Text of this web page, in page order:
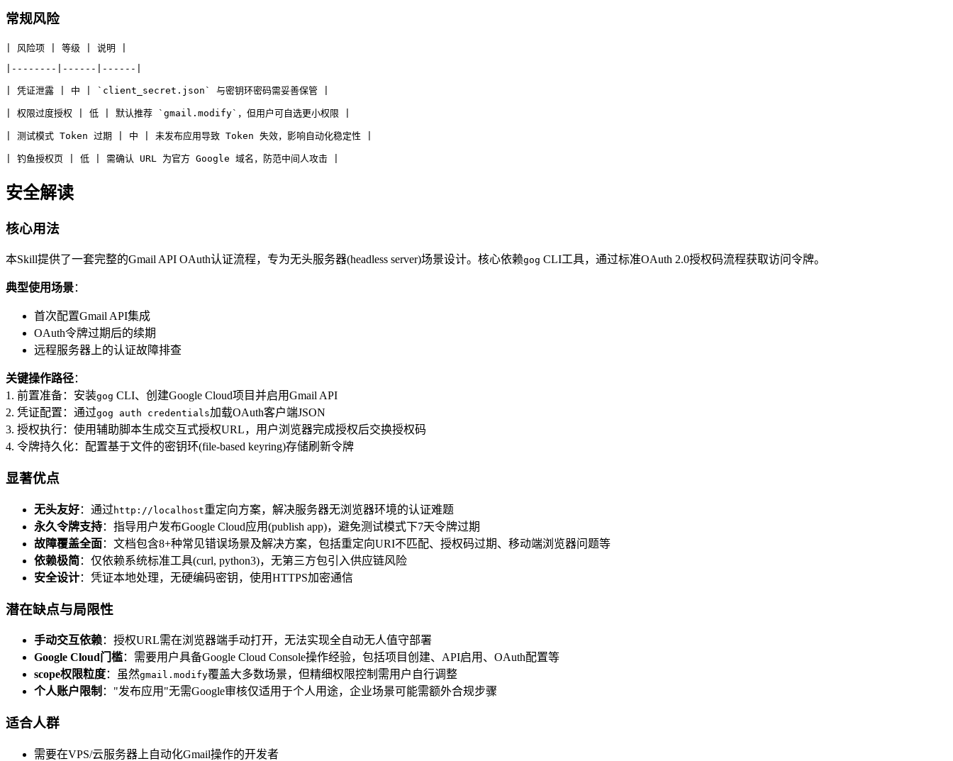
常规风险
| 风险项 | 等级 | 说明 |
|--------|------|------|
| 凭证泄露 | 中 | `client_secret.json` 与密钥环密码需妥善保管 |
| 权限过度授权 | 低 | 默认推荐 `gmail.modify`，但用户可自选更小权限 |
| 测试模式 Token 过期 | 中 | 未发布应用导致 Token 失效，影响自动化稳定性 |
| 钓鱼授权页 | 低 | 需确认 URL 为官方 Google 域名，防范中间人攻击 |
安全解读
核心用法
本Skill提供了一套完整的Gmail API OAuth认证流程，专为无头服务器(headless server)场景设计。核心依赖gog CLI工具，通过标准OAuth 2.0授权码流程获取访问令牌。
典型使用场景：
首次配置Gmail API集成
OAuth令牌过期后的续期
远程服务器上的认证故障排查
关键操作路径：
1. 前置准备：安装gog CLI、创建Google Cloud项目并启用Gmail API
2. 凭证配置：通过gog auth credentials加载OAuth客户端JSON
3. 授权执行：使用辅助脚本生成交互式授权URL，用户浏览器完成授权后交换授权码
4. 令牌持久化：配置基于文件的密钥环(file-based keyring)存储刷新令牌
显著优点
无头友好：通过 http://localhost重定向方案，解决服务器无浏览器环境的认证难题
永久令牌支持：指导用户发布Google Cloud应用(publish app)，避免测试模式下7天令牌过期
故障覆盖全面：文档包含8+种常见错误场景及解决方案，包括重定向URI不匹配、授权码过期、移动端浏览器问题等
依赖极简：仅依赖系统标准工具(curl, python3)，无第三方包引入供应链风险
安全设计：凭证本地处理，无硬编码密钥，使用HTTPS加密通信
潜在缺点与局限性
手动交互依赖：授权URL需在浏览器端手动打开，无法实现全自动无人值守部署
Google Cloud门槛：需要用户具备Google Cloud Console操作经验，包括项目创建、API启用、OAuth配置等
scope权限粒度：虽然gmail.modify覆盖大多数场景，但精细权限控制需用户自行调整
个人账户限制 ："发布应用"无需Google审核仅适用于个人用途，企业场景可能需额外合规步骤
适合人群
需要在VPS/云服务器上自动化Gmail操作的开发者